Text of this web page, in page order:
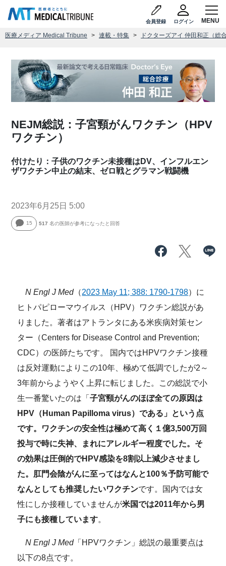
会員登録 ログイン
医療メディア Medical Tribune 連載・特集 ドクターズアイ 仲田和正（総
NEJM総説：子宮頸がんワクチン（HPV
ワクチン）
付けたり：子供のワクチン未接種はDV、インフルエン
ザワクチン中止の結末、ゼロ戦とグラマン戦闘機
2023年6月25日 5:00
15 517 名の医師が参考になったと回答
N Engl J Med（2023 May 11; 388: 1790-1798）に
ヒトパピローマウイルス（HPV）ワクチン総説があ
りました。著者はアトランタにある米疾病対策セン
ター（Centers for Disease Control and Prevention;
CDC）の医師たちです。 国内ではHPVワクチン接種
は反対運動によりこの10年、極めて低調でしたが2～
3年前からようやく上昇に転じました。この総説で小
生一番驚いたのは「子宮頸がんのほぼ全ての原因は
HPV（Human Papilloma virus）である」という点
です。ワクチンの安全性は極めて高く１億3,500万回
投与で時に失神、まれにアレルギー程度でした。そ
の効果は圧倒的でHPV感染を8割以上減少させまし
た。肛門会陰がんに至ってはなんと100％予防可能で
なんとしても推奨したいワクチンです。国内では女
性にしか接種していませんが米国では2011年から男
子にも接種しています。
N Engl J Med「HPVワクチン」総説の最重要点は
以下の8点です。